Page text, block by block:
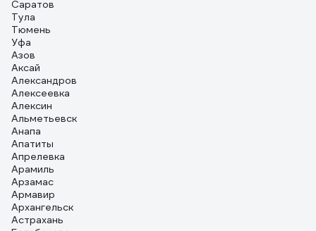
Саратов
Тула
Тюмень
Уфа
Азов
Аксай
Александров
Алексеевка
Алексин
Альметьевск
Анапа
Апатиты
Апрелевка
Арамиль
Арзамас
Армавир
Архангельск
Астрахань